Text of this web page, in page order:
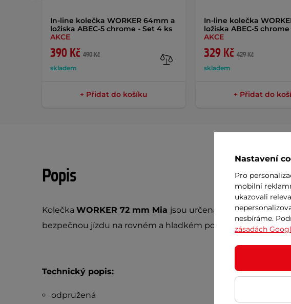
In-line kolečka WORKER 64mm a
ložiska ABEC-5 chrome - Set 4 ks
AKCE
390 Kč 490 Kč
skladem
+ Přidat do košíku
In-line kolečka
ložiska ABEC-5
AKCE
329 Kč 429 Kč
skladem
+ Přidat do
Popis
Kolečka WORKER 72 mm Mia jsou určena pro kolečkové
bezpečnou jízdu na rovném a hladkém povrchu.
Technický popis:
odpružená
Nastavení
Pro
mobilní
ukazovali
nesbíráme.
zásadách